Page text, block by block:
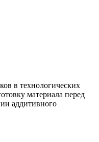
в технологических
материала перед
аддитивного